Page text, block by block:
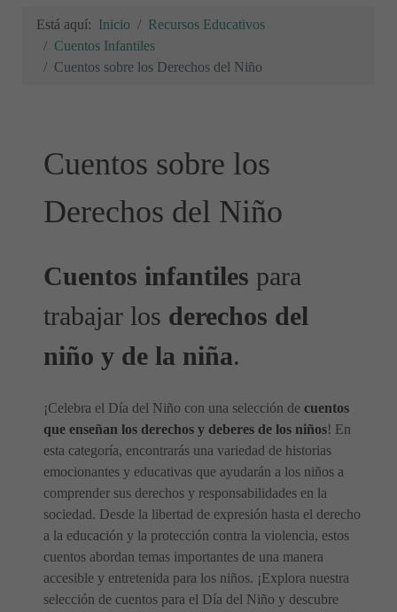
Está aquí: Inicio
Recursos Educativos
Cuentos Infantiles
Cuentos sobre los Derechos del Niño
Cuentos sobre los
Derechos del Niño
Cuentos infantiles para
trabajar los derechos del
niño y de la niña.
¡Celebra el Día del Niño con una selección de cuentos
que enseñan los derechos y deberes de los niños! En
esta categoría, encontrarás una variedad de historias
emocionantes y educativas que ayudarán a los niños a
comprender sus derechos y responsabilidades en la
sociedad. Desde la libertad de expresión hasta el derecho
a la educación y la protección contra la violencia, estos
cuentos abordan temas importantes de una manera
accesible y entretenida para los niños. ¡Explora nuestra
selección de cuentos para el Día del Niño y descubre